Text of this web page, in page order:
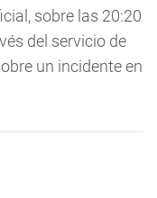
sobre las 20:20
del servicio de
un incidente en